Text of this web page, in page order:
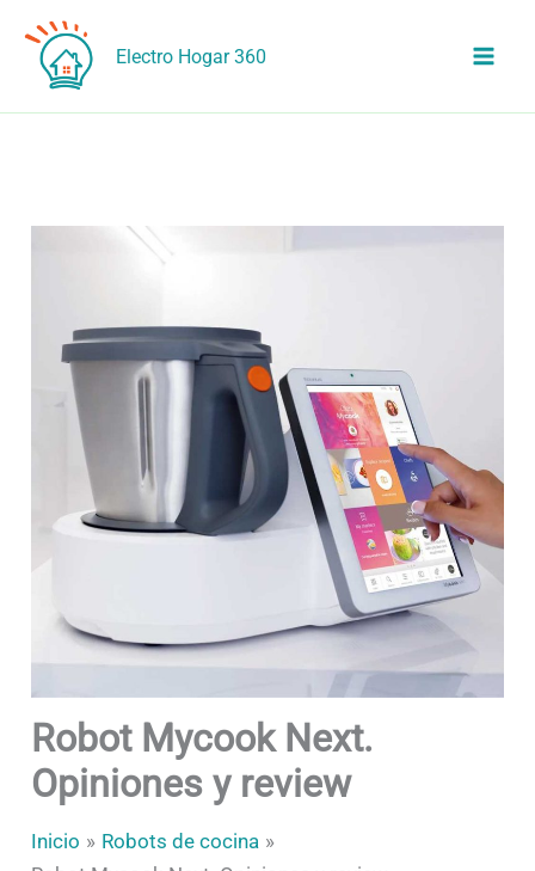
contenido
Electro Hogar 360
Robot Mycook Next.
Opiniones y review
Inicio
Robots de cocina